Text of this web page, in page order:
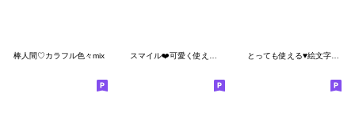
棒人間♡カラフル色々mix とっても使える♥絵文字バラエティパック